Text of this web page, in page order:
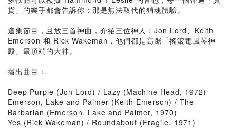
貨」的樂手都會告訴你：那是無法取代的銷魂體驗。
這集節目，且放三首神曲，介紹三位神人：Jon Lord、Keith
Emerson 和 Rick Wakeman，他們都是高踞「搖滾電風琴神
殿」最頂端的大神。
播出曲目：
Deep Purple (Jon Lord) / Lazy (Machine Head, 1972)
Emerson, Lake and Palmer (Keith Emerson) / The
Barbarian (Emerson, Lake and Palmer, 1970)
Yes (Rick Wakeman) / Roundabout (Fragile, 1971)